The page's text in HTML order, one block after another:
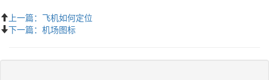
上一篇：飞机如何定位
下一篇：机场图标